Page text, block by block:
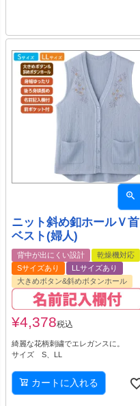
ニット斜め釦ホールＶ首
ベスト(婦人)
背中が出にくい設計
乾燥機対応
Sサイズあり
LLサイズあり
大きめボタン&斜めボタンホール
¥4,378税込
綺麗な花柄刺繍でエレガンスに。
サイズ S、LL
カートに入れる